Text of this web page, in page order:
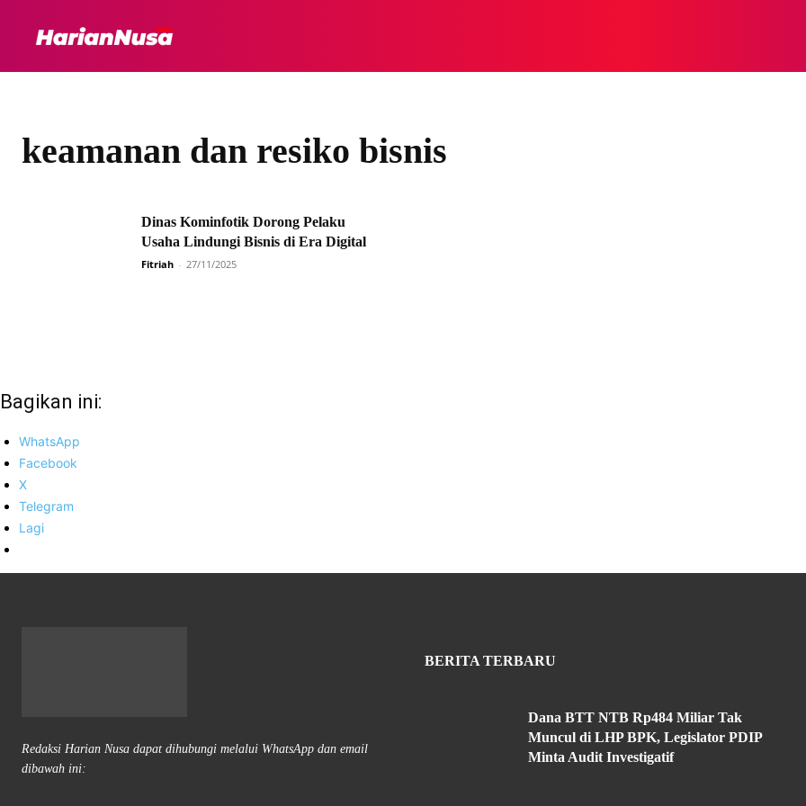
keamanan dan resiko bisnis
Dinas Kominfotik Dorong Pelaku
Usaha Lindungi Bisnis di Era Digital
Fitriah - 27/11/2025
Bagikan ini:
WhatsApp
Facebook
X
Telegram
Lagi
Redaksi Harian Nusa dapat dihubungi melalui WhatsApp dan email
dibawah ini:
BERITA TERBARU
Dana BTT NTB Rp484 Miliar Tak
Muncul di LHP BPK, Legislator PDIP
Minta Audit Investigatif